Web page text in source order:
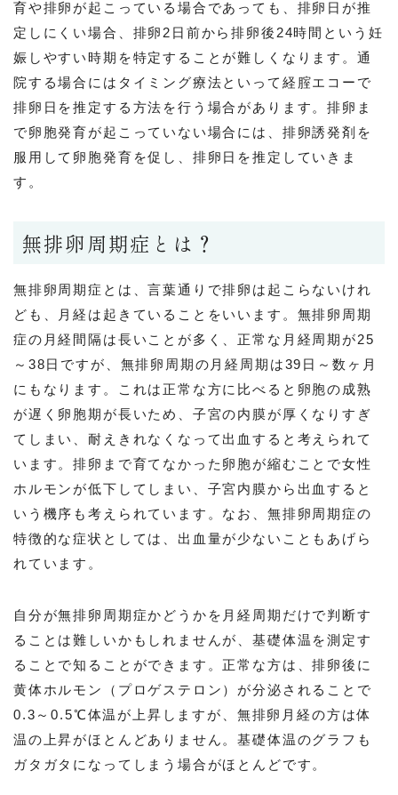
育や排卵が起こっている場合であっても、排卵日が推
定しにくい場合、排卵2日前から排卵後24時間という妊
娠しやすい時期を特定することが難しくなります。通
院する場合にはタイミング療法といって経腟エコーで
排卵日を推定する方法を行う場合があります。排卵ま
で卵胞発育が起こっていない場合には、排卵誘発剤を
服用して卵胞発育を促し、排卵日を推定していきま
す。
無排卵周期症とは？
無排卵周期症とは、言葉通りで排卵は起こらないけれ
ども、月経は起きていることをいいます。無排卵周期
症の月経間隔は長いことが多く、正常な月経周期が25
～38日ですが、無排卵周期の月経周期は39日～数ヶ月
にもなります。これは正常な方に比べると卵胞の成熟
が遅く卵胞期が長いため、子宮の内膜が厚くなりすぎ
てしまい、耐えきれなくなって出血すると考えられて
います。排卵まで育てなかった卵胞が縮むことで女性
ホルモンが低下してしまい、子宮内膜から出血すると
いう機序も考えられています。なお、無排卵周期症の
特徴的な症状としては、出血量が少ないこともあげら
れています。
自分が無排卵周期症かどうかを月経周期だけで判断す
ることは難しいかもしれませんが、基礎体温を測定す
ることで知ることができます。正常な方は、排卵後に
黄体ホルモン（プロゲステロン）が分泌されることで
0.3～0.5℃体温が上昇しますが、無排卵月経の方は体
温の上昇がほとんどありません。基礎体温のグラフも
ガタガタになってしまう場合がほとんどです。